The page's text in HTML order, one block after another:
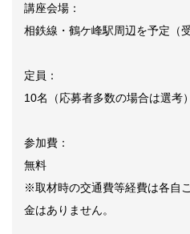
講座会場：
相鉄線・鶴ケ峰駅周辺を予定（
定員：
10名（応募者多数の場合は選考）
参加費：
無料
※取材時の交通費等経費は各自
金はありません。